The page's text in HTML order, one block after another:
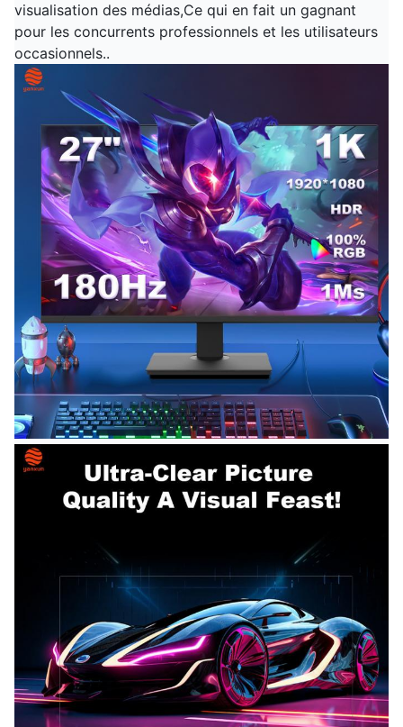
visualisation des médias,Ce qui en fait un gagnant
pour les concurrents professionnels et les utilisateurs
occasionnels..